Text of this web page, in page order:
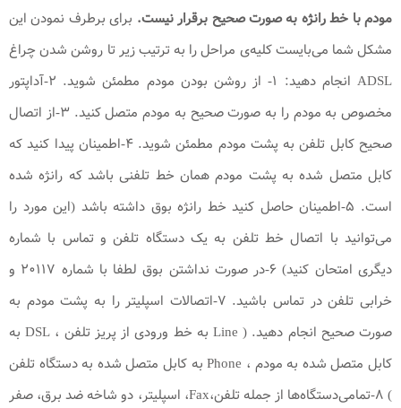
مودم با خط رانژه به صورت صحیح برقرار نیست. برای برطرف نمودن این
مشکل شما می‌بایست کلیه‌ی مراحل را به ترتیب زیر تا روشن شدن چراغ
ADSL انجام دهید: ۱- از روشن بودن مودم مطمئن شوید. ۲-آداپتور
مخصوص به مودم را به صورت صحیح به مودم متصل کنید. ۳-از اتصال
صحیح کابل تلفن به پشت مودم مطمئن شوید. ۴-اطمینان پیدا کنید که
کابل متصل شده به پشت مودم همان خط تلفنی باشد که رانژه شده
است. ۵-اطمینان حاصل کنید خط رانژه بوق داشته باشد (این مورد را
می‌توانید با اتصال خط تلفن به یک دستگاه تلفن و تماس با شماره
دیگری امتحان کنید) ۶-در صورت نداشتن بوق لطفا با شماره ۲۰۱۱۷ و
خرابی تلفن در تماس باشید. ۷-اتصالات اسپلیتر را به پشت مودم به
صورت صحیح انجام دهید. ( Line به خط ورودی از پریز تلفن ، DSL به
کابل متصل شده به مودم ، Phone به کابل متصل شده به دستگاه تلفن
) ۸-تمامی‌دستگاه‌ها از جمله تلفن،Fax، اسپلیتر، دو شاخه ضد برق، صفر